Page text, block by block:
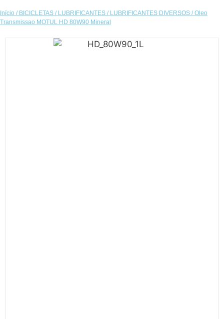
Início / BICICLETAS / LUBRIFICANTES / LUBRIFICANTES DIVERSOS / Oleo
Transmissao MOTUL HD 80W90 Mineral